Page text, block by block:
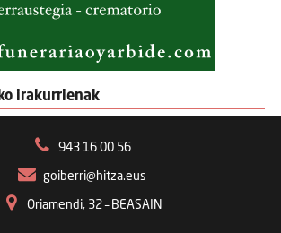
irakurrienak
943 16 00 56
goiberri@hitza.eus
Oriamendi, 32 – BEASAIN